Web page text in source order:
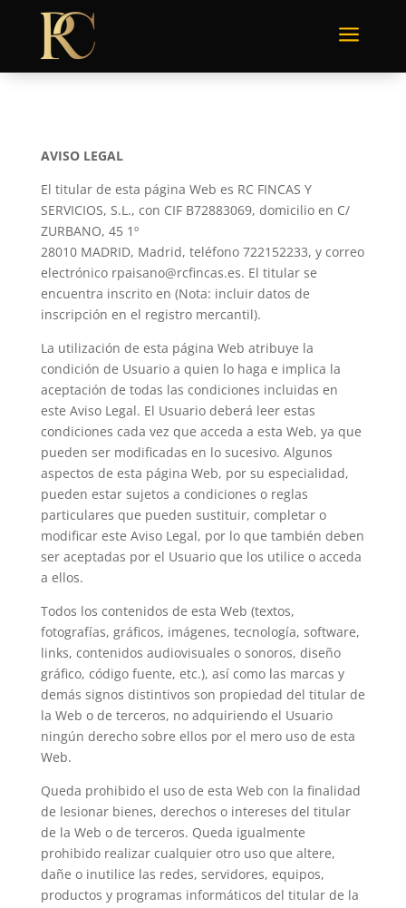
a
AVISO LEGAL
El titular de esta página Web es RC FINCAS Y
SERVICIOS, S.L., con CIF B72883069, domicilio en C/
ZURBANO, 45 1º
28010 MADRID, Madrid, teléfono 722152233, y correo
electrónico rpaisano@rcfincas.es. El titular se
encuentra inscrito en (Nota: incluir datos de
inscripción en el registro mercantil).
La utilización de esta página Web atribuye la
condición de Usuario a quien lo haga e implica la
aceptación de todas las condiciones incluidas en
este Aviso Legal. El Usuario deberá leer estas
condiciones cada vez que acceda a esta Web, ya que
pueden ser modificadas en lo sucesivo. Algunos
aspectos de esta página Web, por su especialidad,
pueden estar sujetos a condiciones o reglas
particulares que pueden sustituir, completar o
modificar este Aviso Legal, por lo que también deben
ser aceptadas por el Usuario que los utilice o acceda
a ellos.
Todos los contenidos de esta Web (textos,
fotografías, gráficos, imágenes, tecnología, software,
links, contenidos audiovisuales o sonoros, diseño
gráfico, código fuente, etc.), así como las marcas y
demás signos distintivos son propiedad del titular de
la Web o de terceros, no adquiriendo el Usuario
ningún derecho sobre ellos por el mero uso de esta
Web.
Queda prohibido el uso de esta Web con la finalidad
de lesionar bienes, derechos o intereses del titular
de la Web o de terceros. Queda igualmente
prohibido realizar cualquier otro uso que altere,
dañe o inutilice las redes, servidores, equipos,
productos y programas informáticos del titular de la